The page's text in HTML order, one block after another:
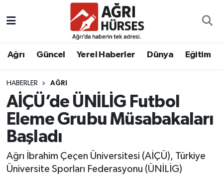
Ağrı Güncel Yerel Haberler Dünya Eğitim
HABERLER AĞRI
AİÇÜ’de ÜNİLİG Futbol
Eleme Grubu Müsabakaları
Başladı
Ağrı İbrahim Çeçen Üniversitesi (AİÇÜ), Türkiye
Üniversite Sporları Federasyonu (ÜNİLİG)
Hava Durumu
Tüm Manşetler
Son Dakika Haberleri
Haber Arşivi